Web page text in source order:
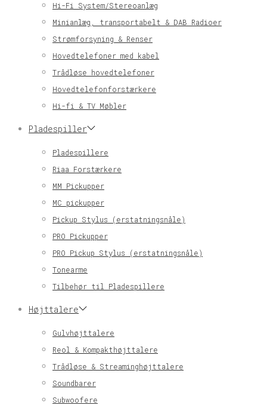
Hi-Fi System/Stereoanlæg
Minianlæg, transportabelt & DAB Radioer
Strømforsyning & Renser
Hovedtelefoner med kabel
Trådløse hovedtelefoner
Hovedtelefonforstærkere
Hi-fi & TV Møbler
Pladespiller
Pladespillere
Riaa Forstærkere
MM Pickupper
MC pickupper
Pickup Stylus (erstatningsnåle)
PRO Pickupper
PRO Pickup Stylus (erstatningsnåle)
Tonearme
Tilbehør til Pladespillere
Højttalere
Gulvhøjttalere
Reol & Kompakthøjttalere
Trådløse & Streaminghøjttalere
Soundbarer
Subwoofere